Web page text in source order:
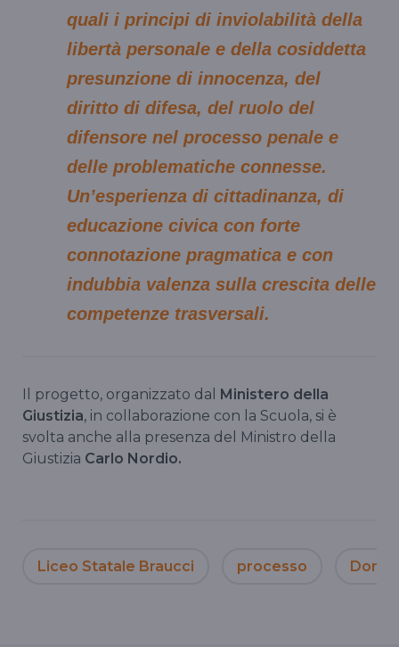
quali i principi di inviolabilità della
libertà personale e della cosiddetta
presunzione di innocenza, del
diritto di difesa, del ruolo del
difensore nel processo penale e
delle problematiche connesse.
Un’esperienza di cittadinanza, di
educazione civica con forte
connotazione pragmatica e con
indubbia valenza sulla crescita delle
competenze trasversali.
Il progetto, organizzato dal Ministero della
Giustizia, in collaborazione con la Scuola, si è
svolta anche alla presenza del Ministro della
Giustizia Carlo Nordio.
Liceo Statale Braucci processo